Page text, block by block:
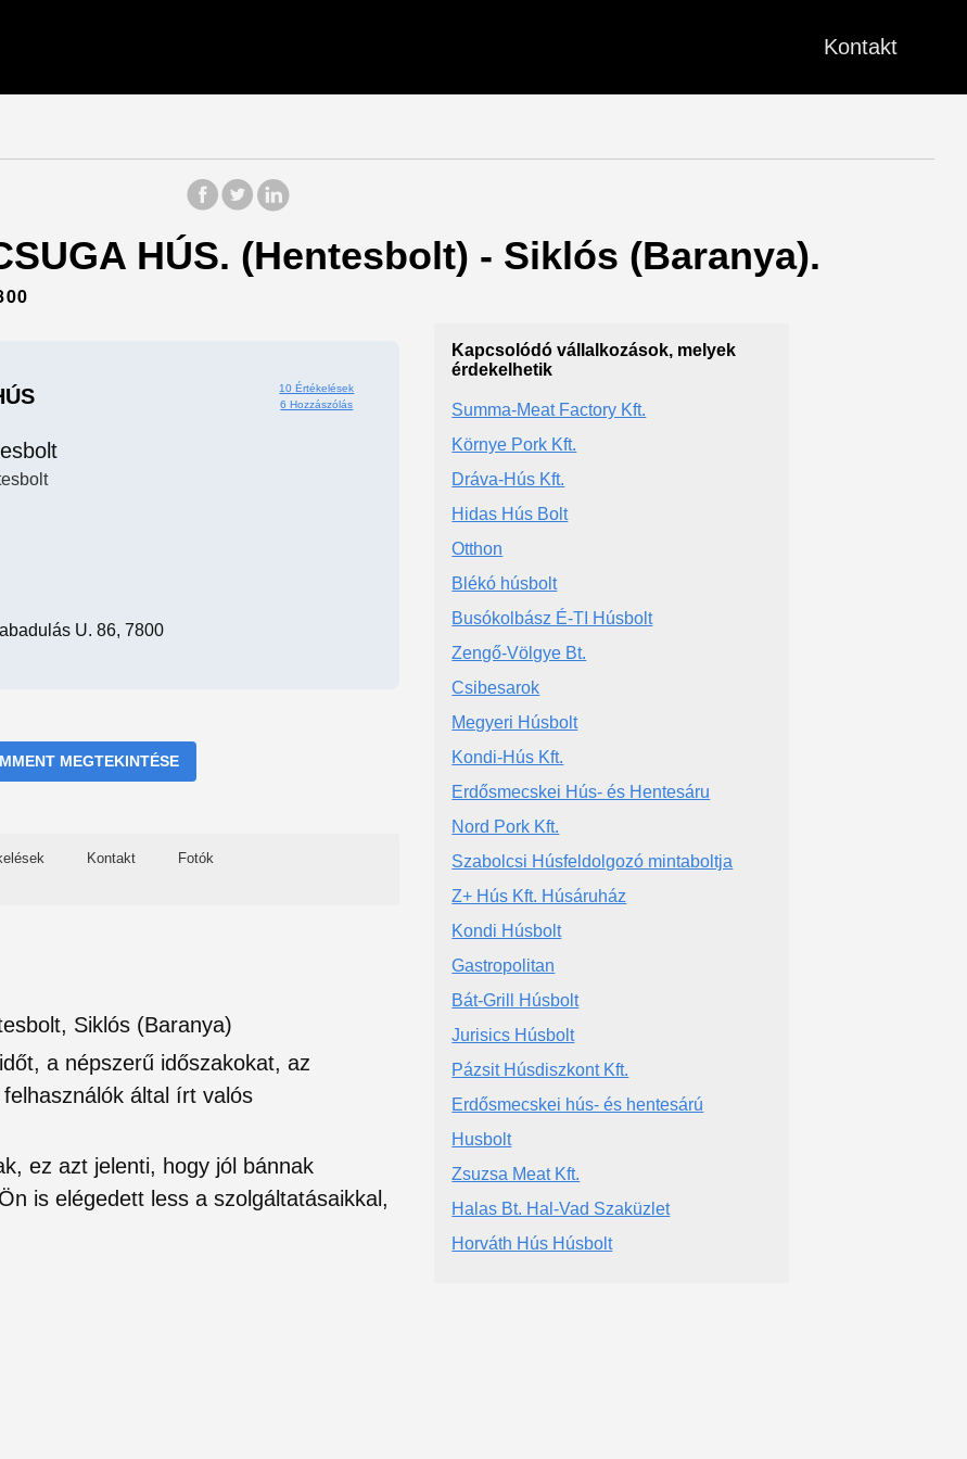
Kontakt
HÚS. (Hentesbolt) - Siklós (Baranya).
10 Értékelések
6 Hozzászólás
U. 86, 7800
MEGTEKINTÉSE
Kontakt Fotók
Siklós (Baranya)
a népszerű időszakokat, az
által írt valós
ez azt jelenti, hogy jól bánnak
is elégedett less a szolgáltatásaikkal,
Kapcsolódó vállalkozások, melyek
érdekelhetik
Summa-Meat Factory Kft.
Környe Pork Kft.
Dráva-Hús Kft.
Hidas Hús Bolt
Otthon
Blékó húsbolt
Busókolbász É-TI Húsbolt
Zengő-Völgye Bt.
Csibesarok
Megyeri Húsbolt
Kondi-Hús Kft.
Erdősmecskei Hús- és Hentesáru
Nord Pork Kft.
Szabolcsi Húsfeldolgozó mintaboltja
Z+ Hús Kft. Húsáruház
Kondi Húsbolt
Gastropolitan
Bát-Grill Húsbolt
Jurisics Húsbolt
Pázsit Húsdiszkont Kft.
Erdősmecskei hús- és hentesárú
Husbolt
Zsuzsa Meat Kft.
Halas Bt. Hal-Vad Szaküzlet
Horváth Hús Húsbolt